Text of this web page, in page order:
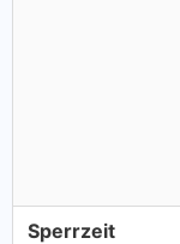
Sperrzeit